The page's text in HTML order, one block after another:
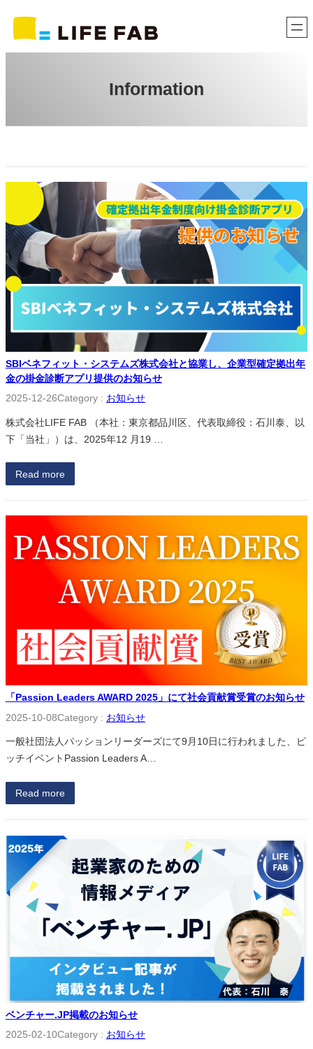
容
Information
SBIベネフィット・システムズ株式会社と協業し、企業型確定拠出年
金の掛金診断アプリ提供のお知らせ
2025-12-26Category : お知らせ
株式会社LIFE FAB （本社：東京都品川区、代表取締役：石川泰、以
下「当社」）は、2025年12 月19 …
Read more
「Passion Leaders AWARD 2025」にて社会貢献賞受賞のお知らせ
2025-10-08Category : お知らせ
一般社団法人パッションリーダーズにて9月10日に行われました、ピ
ッチイベントPassion Leaders A…
Read more
ベンチャー.JP掲載のお知らせ
2025-02-10Category : お知らせ